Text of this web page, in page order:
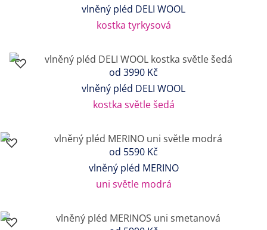
vlněný pléd DELI WOOL
kostka tyrkysová
od 3990 Kč
vlněný pléd DELI WOOL
kostka světle šedá
od 5590 Kč
vlněný pléd MERINO
uni světle modrá